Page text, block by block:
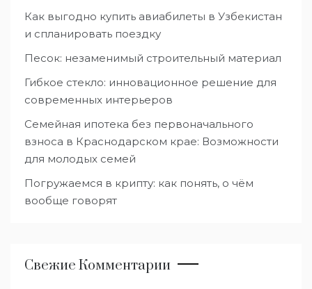
Как выгодно купить авиабилеты в Узбекистан
и спланировать поездку
Песок: незаменимый строительный материал
Гибкое стекло: инновационное решение для
современных интерьеров
Семейная ипотека без первоначального
взноса в Краснодарском крае: Возможности
для молодых семей
Погружаемся в крипту: как понять, о чём
вообще говорят
Свежие Комментарии